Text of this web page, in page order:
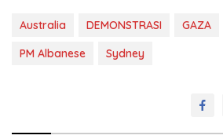
Australia DEMONSTRASI GAZA
PM Albanese
Sydney